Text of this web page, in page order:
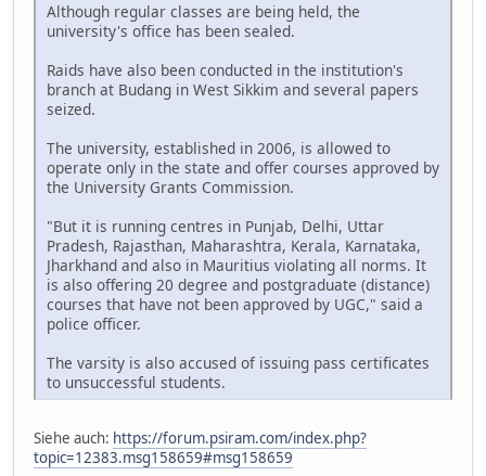
Although regular classes are being held, the
university's office has been sealed.
Raids have also been conducted in the institution's
branch at Budang in West Sikkim and several papers
seized.
The university, established in 2006, is allowed to
operate only in the state and offer courses approved by
the University Grants Commission.
"But it is running centres in Punjab, Delhi, Uttar
Pradesh, Rajasthan, Maharashtra, Kerala, Karnataka,
Jharkhand and also in Mauritius violating all norms. It
is also offering 20 degree and postgraduate (distance)
courses that have not been approved by UGC," said a
police officer.
The varsity is also accused of issuing pass certificates
to unsuccessful students.
Siehe auch: https://forum.psiram.com/index.php?
topic=12383.msg158659#msg158659